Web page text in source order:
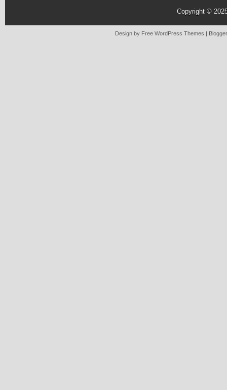
Copyright ©
Design by Free WordPress Themes |